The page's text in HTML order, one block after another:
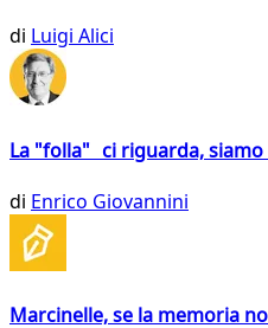
di Luigi Alici
La "folla" ci riguarda,
di Enrico Giovannini
Marcinelle, se la memoria